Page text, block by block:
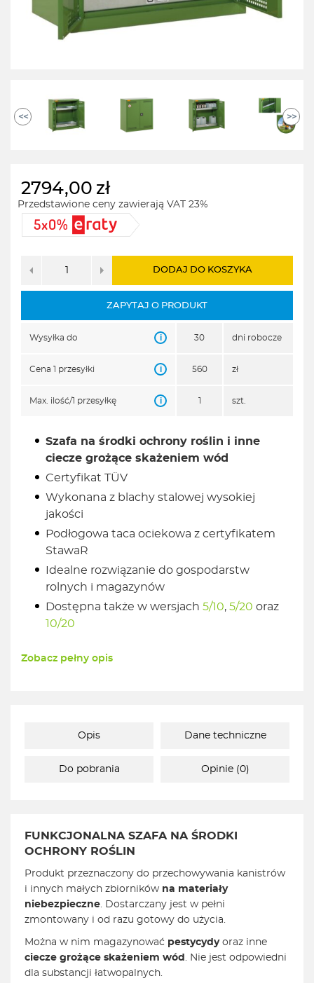
<< >>
2794,00 zł
Przedstawione ceny zawierają VAT 23%
DODAJ DO KOSZYKA
ZAPYTAJ O PRODUKT
Wysyłka do i 30 dni robocze
Cena 1 przesyłki i 560 zł
Max. ilość/1 przesyłkę i szt.
Szafa na środki ochrony roślin i inne
ciecze grożące skażeniem wód
Certyfikat TÜV
Wykonana z blachy stalowej wysokiej
jakości
Podłogowa taca ociekowa z certyfikatem
StawaR
Idealne rozwiązanie do gospodarstw
rolnych i magazynów
Dostępna także w wersjach 5/10, 5/20 oraz
10/20
Zobacz pełny opis
Opis Dane techniczne
Do pobrania Opinie (0)
FUNKCJONALNA SZAFA NA ŚRODKI
OCHRONY ROŚLIN
Produkt przeznaczony do przechowywania kanistrów
i innych małych zbiorników na materiały
niebezpieczne. Dostarczany jest w pełni
zmontowany i od razu gotowy do użycia.
Można w nim magazynować pestycydyoraz inne
ciecze grożące skażeniem wód . Nie jest odpowiedni
dla substancji łatwopalnych.